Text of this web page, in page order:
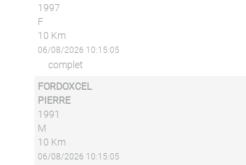
1997
F
10 Km
06/08/2026 10:15:05
complet
FORDOXCEL
PIERRE
1991
M
10 Km
06/08/2026 10:15:05